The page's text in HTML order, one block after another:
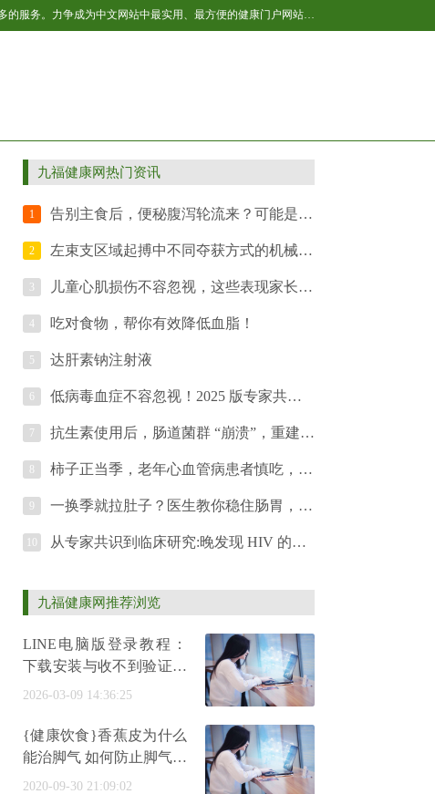
百福健康新闻网作为国内互联网健康产业的后起之秀，全民健康网将不断开拓与进取，让网站的健康内容更丰富，更贴近网友生活，提供更多的服务。力争成为中文网站中最实用、最方便的健康门户网站之一，我们以“引领全民健康生活”为己任，致力于为网民提供专业的健康资讯及各种健康服务。主要内容包括：男性、女性、育儿、保健、美容、减肥、健身、居家等，是百科全书式的健康垂直网站，是广大网友获取健康资讯及网络健康服务的首选网站。
九福健康网热门资讯
1 告别主食后，便秘腹泻轮流来？可能是肠道在“切换燃料”！
2 左束支区域起搏中不同夺获方式的机械表现：从“更生理”到“够生理”
3 儿童心肌损伤不容忽视，这些表现家长要警惕
4 吃对食物，帮你有效降低血脂！
5 达肝素钠注射液
6 低病毒血症不容忽视！2025 版专家共识划重点啦
7 抗生素使用后，肠道菌群 “崩溃”，重建刻不容缓！
柿子正当季，老年心血管病患者慎吃，别让美味添 “负担”
9 一换季就拉肚子？医生教你稳住肠胃，轻松度秋！
从专家共识到临床研究:晚发现 HIV 的免疫重建 “全攻略”
九福健康网推荐浏览
LINE电脑版登录教程：
下载安装与收不到验证码
解决方法
2026-03-09 14:36:25
{健康饮食}香蕉皮为什么
能治脚气 如何防止脚气再
次发作脚气的诱发因素有
2020-09-30 21:09:02